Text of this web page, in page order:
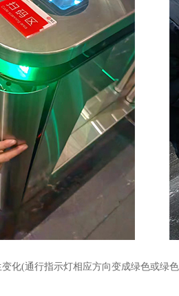
化(通行指示灯相应方向变成绿色或绿